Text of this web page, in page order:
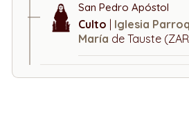
San Pedro Apóstol
Culto
Iglesia
María de Tauste